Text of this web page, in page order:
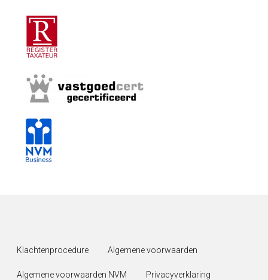
Klachtenprocedure Algemene voorwaarden
Algemene voorwaarden NVM Privacyverklaring